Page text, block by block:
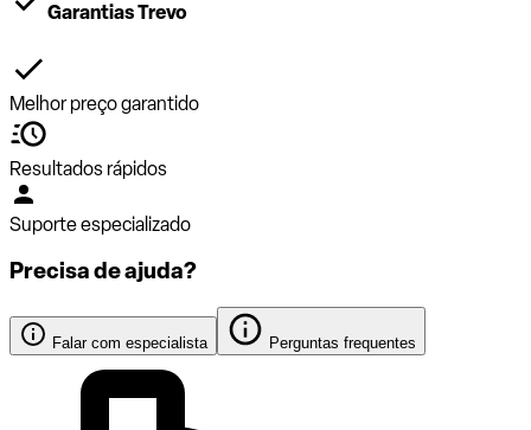
Garantias Trevo
Melhor preço garantido
Resultados rápidos
Suporte especializado
Precisa de ajuda?
Falar com especialista Perguntas frequentes